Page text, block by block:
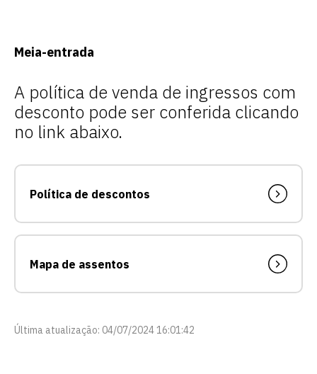
Meia-entrada
A política de venda de ingressos com
desconto pode ser conferida clicando
no link abaixo.
Política de descontos
Mapa de assentos
Última atualização: 04/07/2024 16:01:42
Escolha a vaga que você
quer concorrer:
vagas para início de curso
vagas a partir do 2º ano de curso